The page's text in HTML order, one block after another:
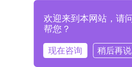
登录即表示已阅读并同意《格
欢迎来到本网站，请
帮您？
现在咨询 稍后再说